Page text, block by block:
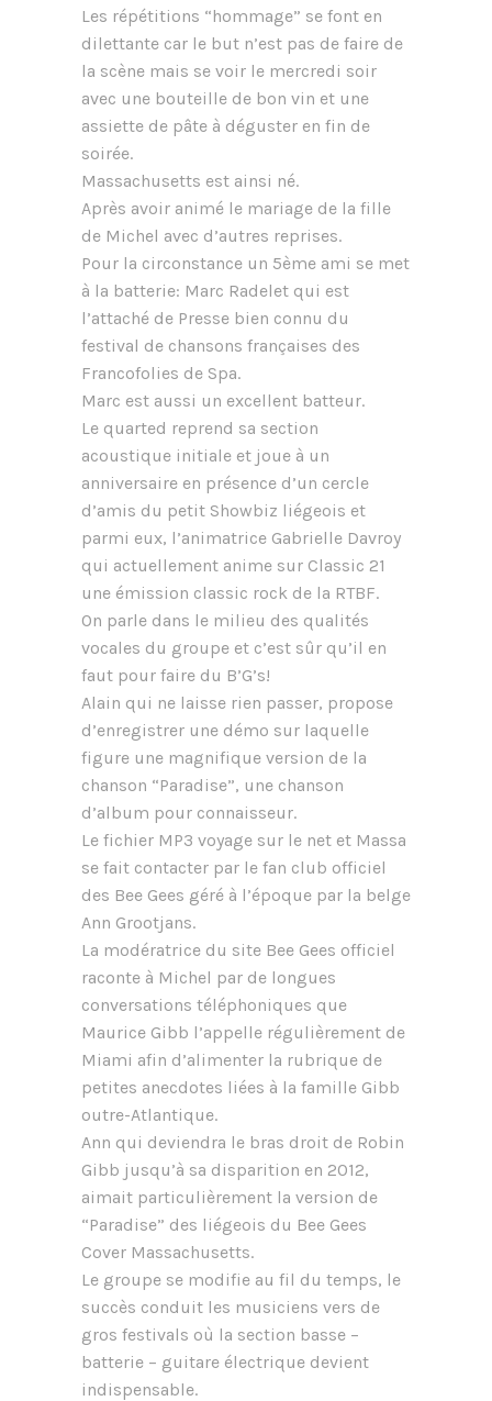
Les répétitions “hommage” se font en
dilettante car le but n’est pas de faire de
la scène mais se voir le mercredi soir
avec une bouteille de bon vin et une
assiette de pâte à déguster en fin de
soirée.
Massachusetts est ainsi né.
Après avoir animé le mariage de la fille
de Michel avec d’autres reprises.
Pour la circonstance un 5ème ami se met
à la batterie: Marc Radelet qui est
l’attaché de Presse bien connu du
festival de chansons françaises des
Francofolies de Spa.
Marc est aussi un excellent batteur.
Le quarted reprend sa section
acoustique initiale et joue à un
anniversaire en présence d’un cercle
d’amis du petit Showbiz liégeois et
parmi eux, l’animatrice Gabrielle Davroy
qui actuellement anime sur Classic 21
une émission classic rock de la RTBF.
On parle dans le milieu des qualités
vocales du groupe et c’est sûr qu’il en
faut pour faire du B’G’s!
Alain qui ne laisse rien passer, propose
d’enregistrer une démo sur laquelle
figure une magnifique version de la
chanson “Paradise”, une chanson
d’album pour connaisseur.
Le fichier MP3 voyage sur le net et Massa
se fait contacter par le fan club officiel
des Bee Gees géré à l’époque par la belge
Ann Grootjans.
La modératrice du site Bee Gees officiel
raconte à Michel par de longues
conversations téléphoniques que
Maurice Gibb l’appelle régulièrement de
Miami afin d’alimenter la rubrique de
petites anecdotes liées à la famille Gibb
outre-Atlantique.
Ann qui deviendra le bras droit de Robin
Gibb jusqu’à sa disparition en 2012,
aimait particulièrement la version de
“Paradise” des liégeois du Bee Gees
Cover Massachusetts.
Le groupe se modifie au fil du temps, le
succès conduit les musiciens vers de
gros festivals où la section basse –
batterie – guitare électrique devient
indispensable.